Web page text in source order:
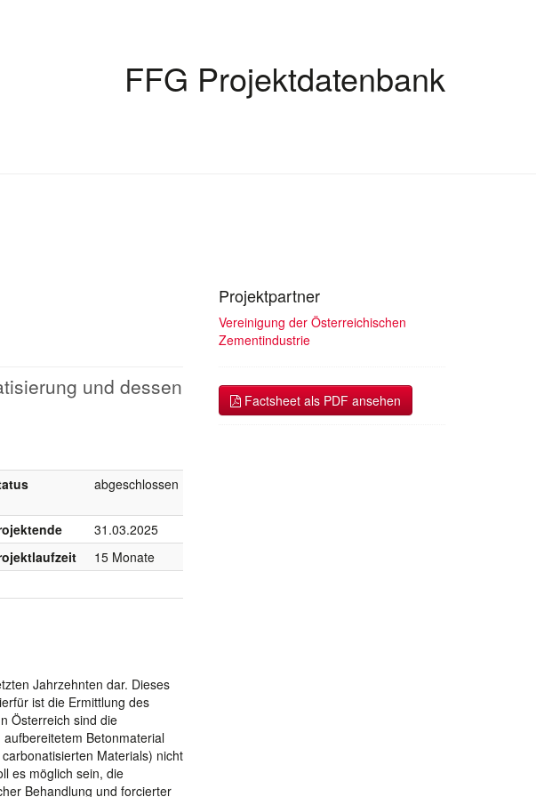
FFG Projektdatenbank
und dessen
abgeschlossen
31.03.2025
15 Monate
Jahrzehnten dar. Dieses
ist die Ermittlung des
Österreich sind die
Betonmaterial
Materials) nicht
es möglich sein, die
Behandlung und forcierter
Projektpartner
Vereinigung der Österreichischen
Zementindustrie
Factsheet als PDF ansehen